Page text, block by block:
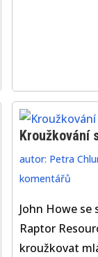
Kroužkování
autor: Petra
komentářů
John Howe se
Raptor
kroužkovat